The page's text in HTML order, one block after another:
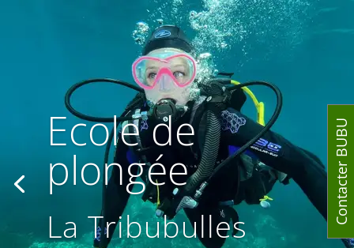
Ecole de
plongée
La Tribubulles
Contacter BUBU